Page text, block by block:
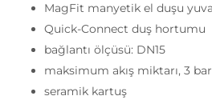
MagFit manyetik el duşu
Quick-Connect duş hortumu
bağlantı ölçüsü: DN15
maksimum akış miktarı, 3
seramik kartuş